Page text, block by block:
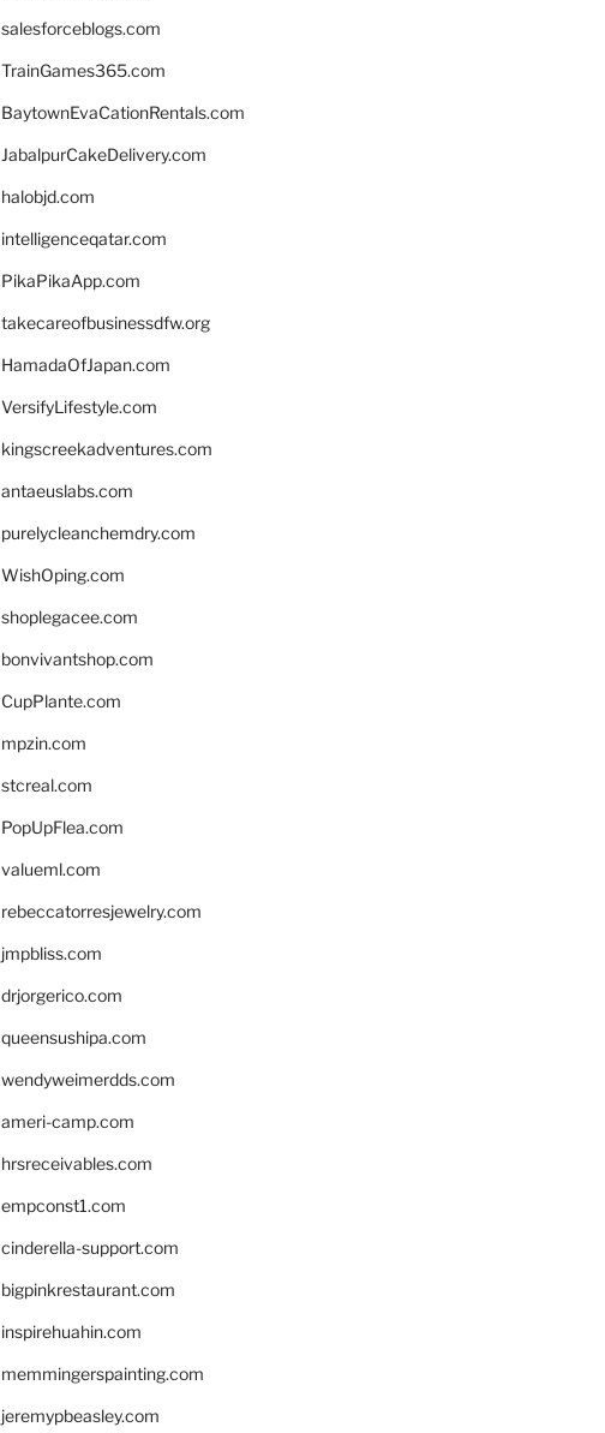
salesforceblogs.com
TrainGames365.com
BaytownEvaCationRentals.com
JabalpurCakeDelivery.com
halobjd.com
intelligenceqatar.com
PikaPikaApp.com
takecareofbusinessdfw.org
HamadaOfJapan.com
VersifyLifestyle.com
kingscreekadventures.com
antaeuslabs.com
purelycleanchemdry.com
WishOping.com
shoplegacee.com
bonvivantshop.com
CupPlante.com
mpzin.com
stcreal.com
PopUpFlea.com
valueml.com
rebeccatorresjewelry.com
jmpbliss.com
drjorgerico.com
queensushipa.com
wendyweimerdds.com
ameri-camp.com
hrsreceivables.com
empconst1.com
cinderella-support.com
bigpinkrestaurant.com
inspirehuahin.com
memmingerspainting.com
jeremypbeasley.com